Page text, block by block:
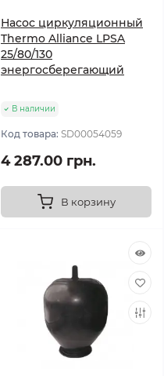
Насос циркуляционный
Thermo Alliance LPSA
25/80/130
энергосберегающий
В наличии
Код товара: SD00054059
4 287.00 грн.
В корзину